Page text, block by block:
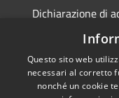
Dichiarazione di
Dichiarazione di
Questo sito web
necessari al corretto
nonché un cookie